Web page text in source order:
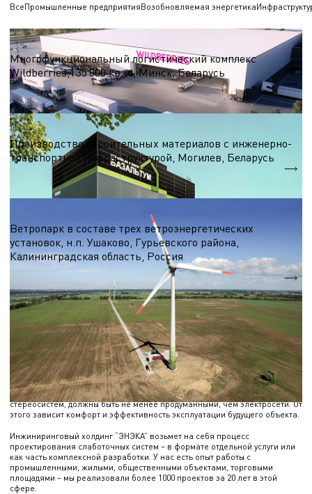
ВсеПромышленные предприятияВозобновляемая энергетика
Логистические центры и склады
Многофункциональный логистический комплекс
Wildberries,135 000 кв.м., Минск, Беларусь
S = 135 000 кв.м.
Строительные материалы
Производство строительных материалов с инженерно-
транспортной инфраструктурой, Могилев, Беларусь
S = 7 000 м.кв.
Ветропарк в составе трех ветроэнергетических
установок, н.п. Ушаково, Гурьевского района,
Калининградская область, Россия
ПРОЕКТИРОВАНИЕ СЛАБОТОЧНЫХ
СИСТЕМ В МОСКВЕ
Разработка проектов слаботочных систем – важная часть работы при
разработке плана здания любого назначения. Сети, обеспечивающие
подключение интернета, телефона, ТВ, домофона, в некоторых случаях
стереосистем, должны быть не менее продуманными, чем электросети. От
этого зависит комфорт и эффективность эксплуатации будущего объекта.
Инжиниринговый холдинг “ЭНЭКА” возьмет на себя процесс
проектирования слаботочных систем – в формате отдельной услуги или
как часть комплексной разработки. У нас есть опыт работы с
промышленными, жилыми, общественными объектами, торговыми
площадями – мы реализовали более 1000 проектов за 20 лет в этой
сфере.